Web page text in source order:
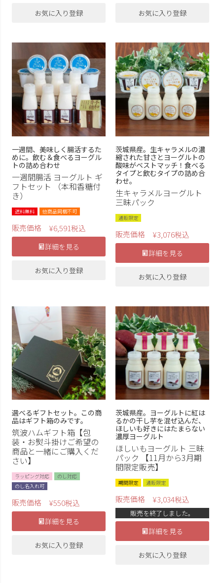
お気に入り登録 お気に入り登録
一週間、美味しく腸活するた
めに。飲む＆食べるヨーグル
トの詰め合わせ
一週間腸活 ヨーグルト ギ
フトセット （本和香糖付
き）
送料無料 他商品同梱不可
販売価格 ¥6,591税込
詳細を見る
お気に入り登録
茨城県産。生キャラメルの濃
縮された甘さとヨーグルトの
酸味がベストマッチ！食べる
タイプと飲むタイプの詰め合
わせ。
生キャラメルヨーグルト
三昧パック
通販限定
販売価格 ¥3,076税込
詳細を見る
お気に入り登録
選べるギフトセット。この商
品はギフト箱のみです。
筑波ハムギフト箱【包
装・お熨斗掛けご希望の
商品と一緒にご購入くだ
さい】
ラッピング対応
のし対応
のし名入れ可
販売価格 ¥550税込
詳細を見る
お気に入り登録
茨城県産。ヨーグルトに紅は
るかの干し芋を混ぜ込んだ、
ほしいも好きにはたまらない
濃厚ヨーグルト
ほしいもヨーグルト 三昧
パック 【11月から3月期
間限定販売】
期間限定 通販限定
販売価格 ¥3,034税込
販売を終了しました。
詳細を見る
お気に入り登録